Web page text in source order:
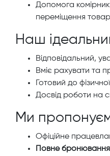
Допомога
переміщення
Наш
Відповідальний,
Вміє рахувати та
Готовий до
Досвід роботи на
Ми
Офіційне
Повне бронювання